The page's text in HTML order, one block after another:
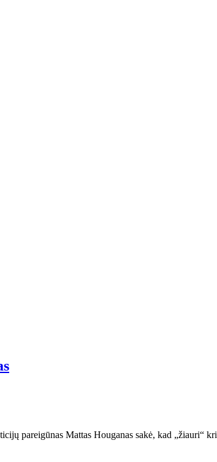
pareigūnas Mattas Houganas sakė, kad „žiauri“